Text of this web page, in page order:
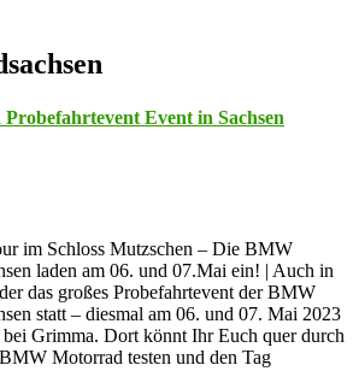
Event in Sachsen
im Schloss Mutzschen – Die BMW
laden am 06. und 07.Mai ein! | Auch in
das großes Probefahrtevent der BMW
statt – diesmal am 06. und 07. Mai 2023
Grimma. Dort könnt Ihr Euch quer durch
Motorrad testen und den Tag